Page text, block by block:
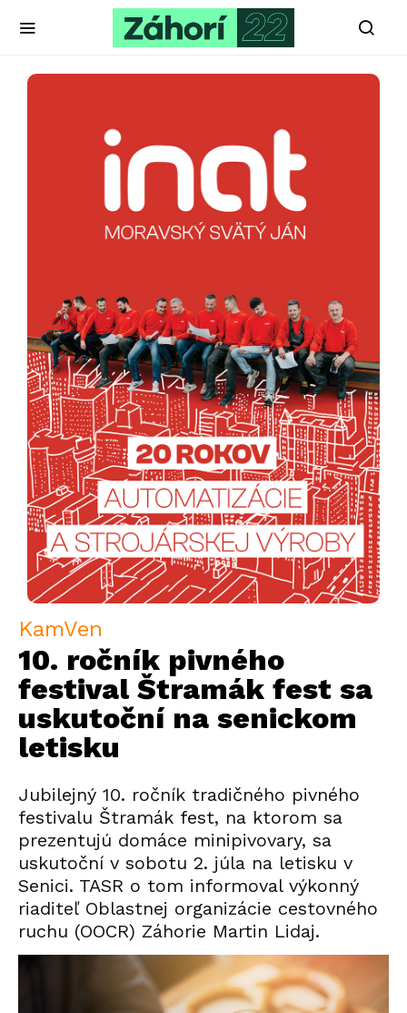
KamVen
10. ročník pivného
festival Štramák fest sa
uskutoční na senickom
letisku
Jubilejný 10. ročník tradičného pivného
festivalu Štramák fest, na ktorom sa
prezentujú domáce minipivovary, sa
uskutoční v sobotu 2. júla na letisku v
Senici. TASR o tom informoval výkonný
riaditeľ Oblastnej organizácie cestovného
ruchu (OOCR) Záhorie Martin Lidaj.